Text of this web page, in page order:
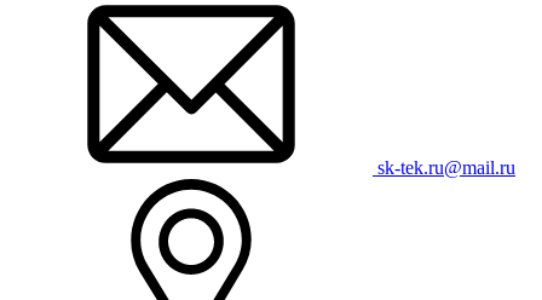
sk-tek.ru@mail.ru